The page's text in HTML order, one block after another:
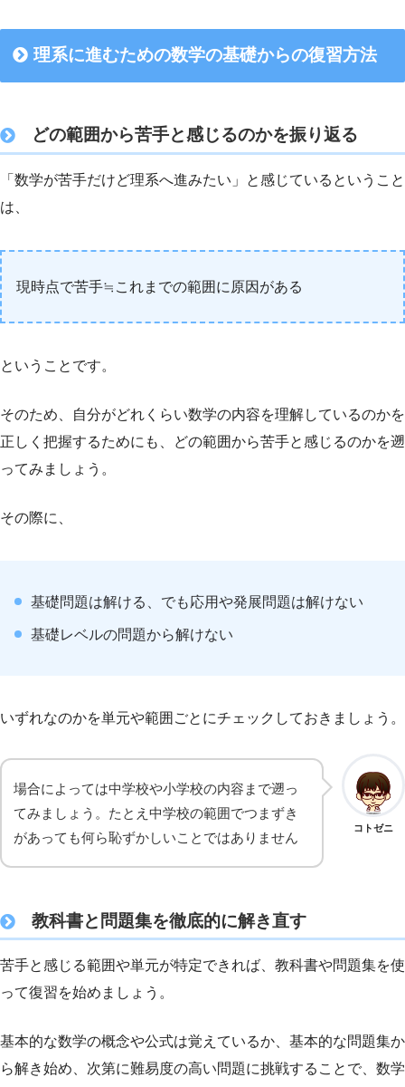
理系に進むための数学の基礎からの復習方法
どの範囲から苦手と感じるのかを振り返る
「数学が苦手だけど理系へ進みたい」と感じているということ
は、
現時点で苦手≒これまでの範囲に原因がある
ということです。
そのため、自分がどれくらい数学の内容を理解しているのかを
正しく把握するためにも、どの範囲から苦手と感じるのかを遡
ってみましょう。
その際に、
基礎問題は解ける、でも応用や発展問題は解けない
基礎レベルの問題から解けない
いずれなのかを単元や範囲ごとにチェックしておきましょう。
コトゼニ
場合によっては中学校や小学校の内容まで遡っ
てみましょう。たとえ中学校の範囲でつまずき
があっても何ら恥ずかしいことではありません
教科書と問題集を徹底的に解き直す
苦手と感じる範囲や単元が特定できれば、教科書や問題集を使
って復習を始めましょう。
基本的な数学の概念や公式は覚えているか、基本的な問題集か
ら解き始め、次第に難易度の高い問題に挑戦することで、数学